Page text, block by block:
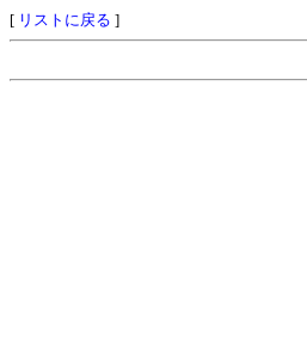
[ リストに戻る ]